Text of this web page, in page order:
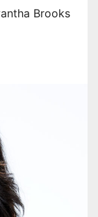
Brooks